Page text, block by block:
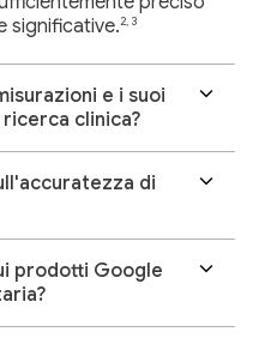
significative.2, 3
e i suoi
clinica?
di
prodotti Google